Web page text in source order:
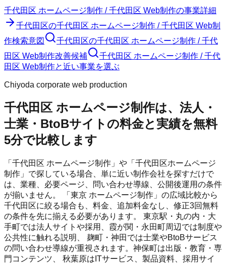
千代田区 ホームページ制作 / 千代田区 Web制作の事業詳細
千代田区の千代田区 ホームページ制作 / 千代田区 Web制
作検索意図 千代田区の千代田区 ホームページ制作 / 千代
田区 Web制作改善候補
千代田区 ホームページ制作 / 千代
田区 Web制作と近い事業を選ぶ
Chiyoda corporate web production
千代田区 ホームページ制作は、法人・
士業・BtoBサイトの料金と実績を無料
5分で比較します
「千代田区 ホームページ制作」や「千代田区ホームページ
制作」で探している場合、単に近い制作会社を探すだけで
は、業種、必要ページ、問い合わせ導線、公開後運用の条件
が揃いません。 「東京 ホームページ制作」の広域比較から
千代田区に絞る場合も、料金、追加料金なし、修正3回無料
の条件を先に揃える必要があります。 東京駅・丸の内・大
手町では法人サイトや採用、霞が関・永田町周辺では制度や
公共性に触れる説明、 麹町・神田では士業やBtoBサービス
の問い合わせ導線が重視されます。神保町は出版・教育・専
門コンテンツ、 秋葉原はITサービス、製品資料、採用サイ